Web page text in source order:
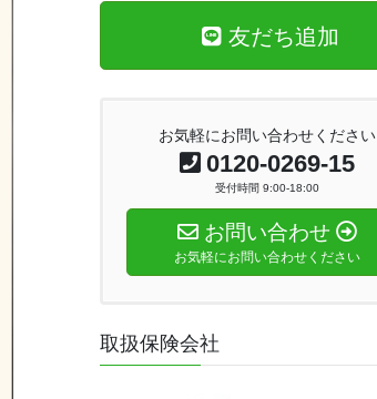
o
k
tt
er
a
gr
m
友だち追加
お気軽にお問い合わせください
0120-0269-15
受付時間 9:00-18:00
お問い合わせ
お気軽にお問い合わせください
取扱保険会社